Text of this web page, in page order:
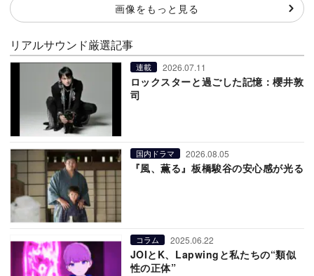
画像をもっと見る
リアルサウンド厳選記事
連載 2026.07.11
ロックスターと過ごした記憶：櫻井敦
司
国内ドラマ 2026.08.05
『風、薫る』板橋駿谷の安心感が光る
コラム 2025.06.22
JOIとK、Lapwingと私たちの“類似
性の正体”